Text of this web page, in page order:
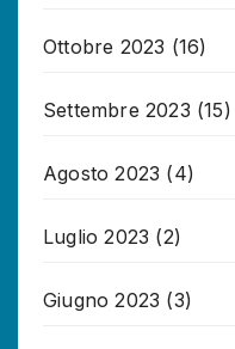
Ottobre 2023 (16)
Settembre 2023 (15)
Agosto 2023 (4)
Luglio 2023 (2)
Giugno 2023 (3)